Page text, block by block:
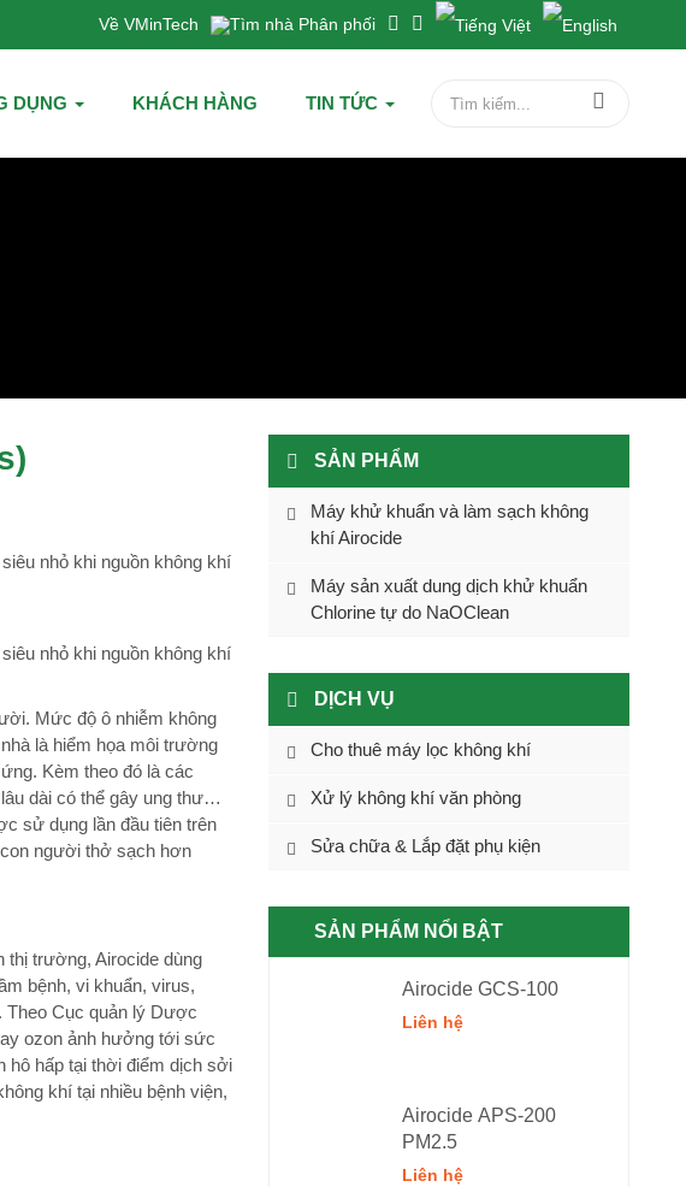
Về VMinTech Tìm nhà Phân phối
DỤNG KHÁCH HÀNG TIN TỨC
nhỏ khi nguồn không khí
nhỏ khi nguồn không khí
Mức độ ô nhiễm không
là hiểm họa môi trường
Kèm theo đó là các
dài có thể gây ung thư…
sử dụng lần đầu tiên trên
người thở sạch hơn
thị trường, Airocide dùng
bệnh, vi khuẩn, virus,
Theo Cục quản lý Dược
ozon ảnh hưởng tới sức
hô hấp tại thời điểm dịch sởi
khí tại nhiều bệnh viện,
SẢN PHẨM
Máy khử khuẩn và làm sạch không
khí Airocide
Máy sản xuất dung dịch khử khuẩn
Chlorine tự do NaOClean
DỊCH VỤ
Cho thuê máy lọc không khí
Xử lý không khí văn phòng
Sửa chữa & Lắp đặt phụ kiện
SẢN PHẨM NỔI BẬT
Airocide GCS-100
Liên hệ
Airocide APS-200
PM2.5
Liên hệ